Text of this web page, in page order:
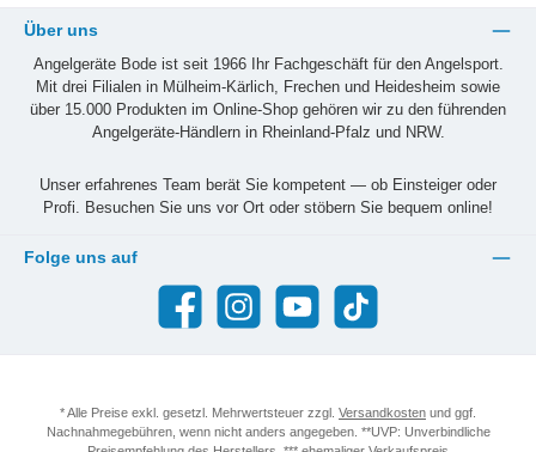
Über uns
Angelgeräte Bode ist seit 1966 Ihr Fachgeschäft für den Angelsport.
Mit drei Filialen in Mülheim-Kärlich, Frechen und Heidesheim sowie
über 15.000 Produkten im Online-Shop gehören wir zu den führenden
Angelgeräte-Händlern in Rheinland-Pfalz und NRW.
Unser erfahrenes Team berät Sie kompetent — ob Einsteiger oder
Profi. Besuchen Sie uns vor Ort oder stöbern Sie bequem online!
Folge uns auf
Facebook Instagram YouTube TikTok
* Alle Preise exkl. gesetzl. Mehrwertsteuer zzgl. Versandkosten und ggf.
Nachnahmegebühren, wenn nicht anders angegeben. **UVP: Unverbindliche